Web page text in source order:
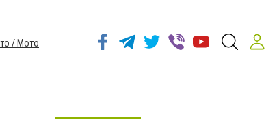
/ Мото